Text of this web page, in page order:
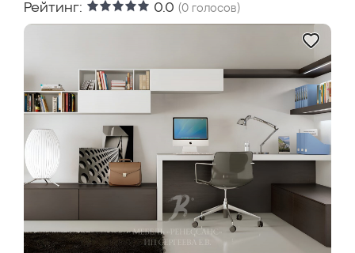
Рейтинг: 0.0 (0 голосов)